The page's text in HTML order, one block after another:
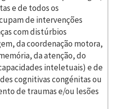
e de todos os
de intervenções
com distúrbios
da coordenação motora,
da atenção, do
inteletuais) e de
cognitivas congénitas ou
de traumas e/ou lesões